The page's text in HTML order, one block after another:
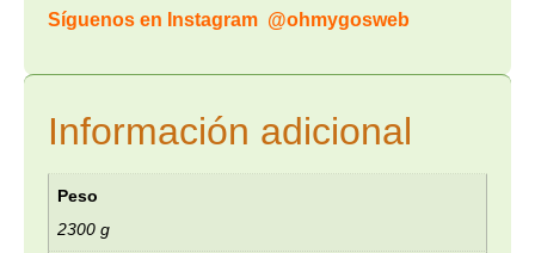
Síguenos en Instagram @ohmygosweb
Información adicional
Peso
2300 g